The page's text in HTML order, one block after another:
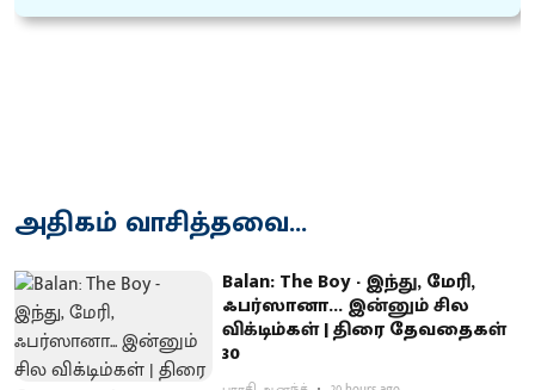
அதிகம் வாசித்தவை...
Balan: The Boy - இந்து, மேரி,
ஃபர்ஸானா... இன்னும் சில
விக்டிம்கள் | திரை தேவதைகள்
30